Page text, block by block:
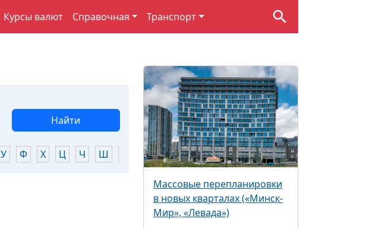
Курсы валют Справочная Транспорт
Найти
У Ф Х Ц Ч Ш Ю Я
Массовые перепланировки
в новых кварталах («Минск-
Мир», «Левада»)